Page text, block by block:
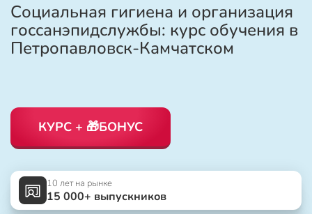
Социальная гигиена и организация
госсанэпидслужбы: курс обучения в
Петропавловск-Камчатском
КУРС + 🎁БОНУС
10 лет на рынке
15 000+ выпускников